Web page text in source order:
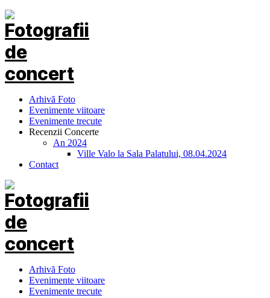
Arhivă Foto
Evenimente viitoare
Evenimente trecute
Recenzii Concerte
An 2024
Ville Valo la Sala Palatului, 08.04.2024
Contact
Arhivă Foto
Evenimente viitoare
Evenimente trecute